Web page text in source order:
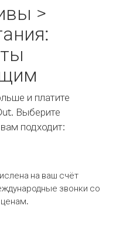
>
и платите
Выберите
подходит:
на ваш счёт
звонки со